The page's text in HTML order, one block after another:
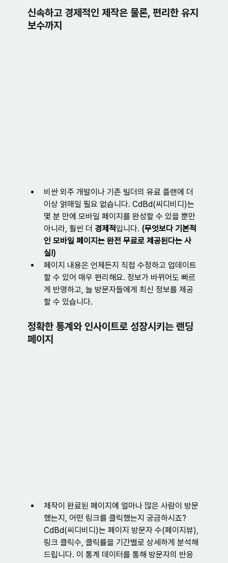
신속하고 경제적인 제작은 물론, 편리한 유지
보수까지
비싼 외주 개발이나 기존 빌더의 유료 플랜에 더
이상 얽매일 필요 없습니다. CdBd(씨디비디)는
몇 분 만에 모바일 페이지를 완성할 수 있을 뿐만
아니라, 훨씬 더 경제적 입니다. (무엇보다 기본적
인 모바일 페이지는 완전 무료로 제공된다는 사
실!)
페이지 내용은 언제든지 직접 수정하고 업데이트
할 수 있어 매우 편리해요. 정보가 바뀌어도 빠르
게 반영하고, 늘 방문자들에게 최신 정보를 제공
할 수 있습니다.
정확한 통계와 인사이트로 성장시키는 랜딩
페이지
제작이 완료된 페이지에 얼마나 많은 사람이 방문
했는지, 어떤 링크를 클릭했는지 궁금하시죠?
CdBd(씨디비디)는 페이지 방문자 수(페이지뷰),
링크 클릭수, 클릭률을 기간별로 상세하게 분석해
드립니다. 이 통계 데이터를 통해 방문자의 반응